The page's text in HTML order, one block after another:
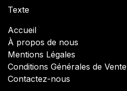
Texte
Accueil
À propos de nous
Mentions Légales
Conditions Générales de Vente
Contactez-nous